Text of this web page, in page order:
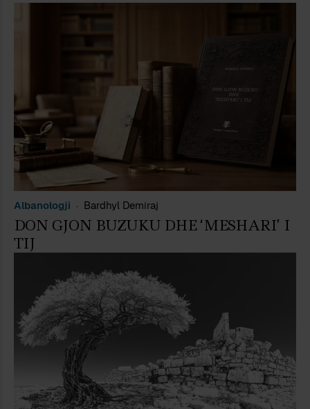
Albanologji Bardhyl Demiraj
DON GJON BUZUKU DHE ‘MESHARI’ I
TIJ